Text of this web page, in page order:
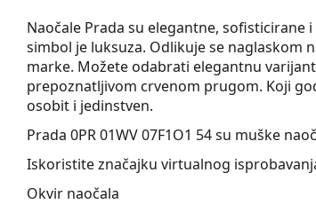
Naočale Prada su elegantne, sofisticirane
simbol je luksuza. Odlikuje se naglaskom
marke. Možete odabrati elegantnu
prepoznatljivom crvenom prugom. Koji
osobit i jedinstven.
Prada 0PR 01WV 07F1O1 54su muške
Iskoristite značajku virtualnog
Okvir naočala